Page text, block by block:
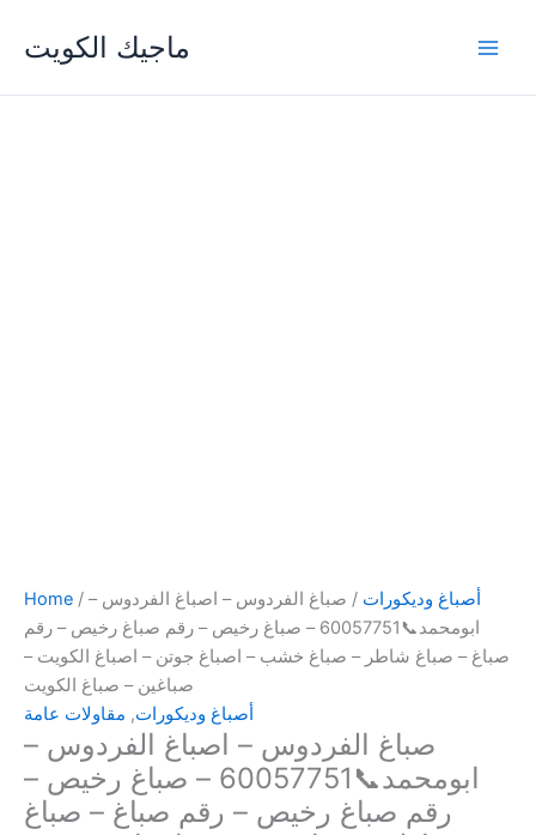
content
ماجيك الكويت
Home / أصباغ وديكورات / صباغ الفردوس – اصباغ الفردوس –
ابومحمد📞60057751 – صباغ رخيص – رقم صباغ رخيص – رقم
صباغ – صباغ شاطر – صباغ خشب – اصباغ جوتن – اصباغ الكويت –
صباغين – صباغ الكويت
أصباغ وديكورات, مقاولات عامة
صباغ الفردوس – اصباغ الفردوس –
ابومحمد📞60057751 – صباغ رخيص –
رقم صباغ رخيص – رقم صباغ – صباغ